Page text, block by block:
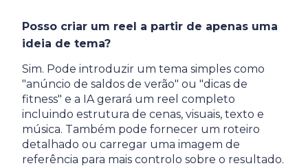
Posso criar um reel a partir de apenas uma
ideia de tema?
Sim. Pode introduzir um tema simples como
"anúncio de saldos de verão" ou "dicas de
fitness" e a IA gerará um reel completo
incluindo estrutura de cenas, visuais, texto e
música. Também pode fornecer um roteiro
detalhado ou carregar uma imagem de
referência para mais controlo sobre o resultado.